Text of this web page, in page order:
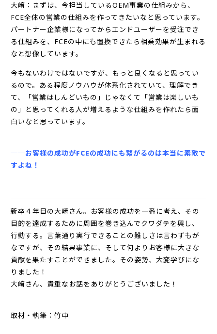
大﨑：まずは、今担当しているOEM事業の仕組みから、
FCE全体の営業の仕組みを作ってきたいなと思っています。
パートナー企業様になってからエンドユーザーを受注でき
る仕組みを、FCEの中にも置換できたら相乗効果が生まれる
なと想像しています。
今もないわけではないですが、もっと良くなると思ってい
るので。ある程度ノウハウが体系化されていて、理解でき
て、「営業はしんどいもの」じゃなくて「営業は楽しいも
の」と思ってくれる人が増えるような仕組みを作れたら面
白いなと思っています。
──お客様の成功がFCEの成功にも繋がるのは本当に素敵で
すよね！
新卒４年目の大﨑さん。お客様の成功を一番に考え、その
目的を達成するために周囲を巻き込んでクワダテを興し、
行動する。言葉通り実行できることの難しさは言わずもが
なですが、その結果事業に、そして何よりお客様に大きな
貢献を果たすことができました。その姿勢、大変学びにな
りました！
大﨑さん、貴重なお話をありがとうございました！
取材・執筆：竹中